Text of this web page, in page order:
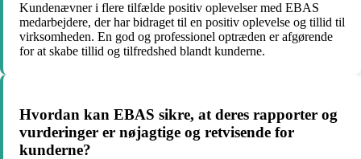
Kundenævner i flere tilfælde positiv oplevelser med EBAS
medarbejdere, der har bidraget til en positiv oplevelse og tillid til
virksomheden. En god og professionel optræden er afgørende
for at skabe tillid og tilfredshed blandt kunderne.
Hvordan kan EBAS sikre, at deres rapporter og
vurderinger er nøjagtige og retvisende for
kunderne?